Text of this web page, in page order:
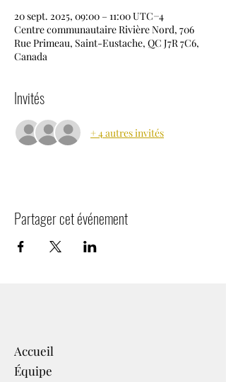
20 sept. 2025, 09:00 – 11:00 UTC−4
Centre communautaire Rivière Nord, 706
Rue Primeau, Saint-Eustache, QC J7R 7C6,
Canada
Invités
+ 4 autres invités
Partager cet événement
Accueil
Équipe